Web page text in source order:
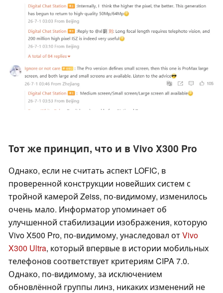
Тот же принцип, что и в Vivo X300 Pro
Однако, если не считать аспект LOFIC, в
проверенной конструкции новейших систем с
тройной камерой Zeiss, по-видимому, изменилось
очень мало. Информатор упоминает об
улучшенной стабилизации изображения, которую
Vivo X500 Pro, по-видимому, унаследовал отVivo
X300 Ultra, который впервые в истории мобильных
телефонов соответствует критериям CIPA 7.0.
Однако, по-видимому, за исключением
обновлённой группы линз, никаких изменений не